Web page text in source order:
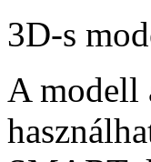
3D-s
A modell